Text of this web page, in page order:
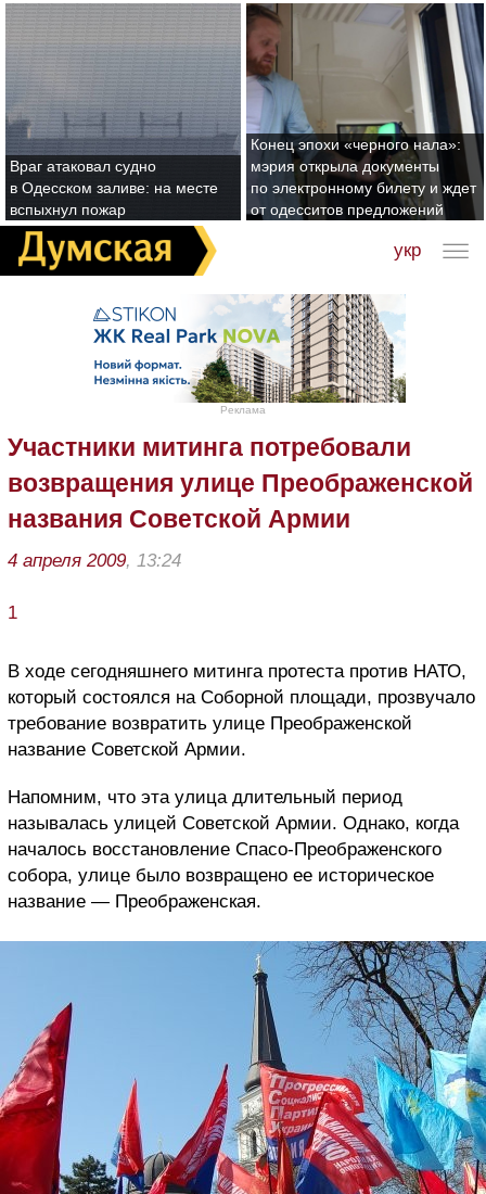
Враг атаковал судно
в Одесском заливе: на месте
вспыхнул пожар
Конец эпохи «черного нала»:
мэрия открыла документы
по электронному билету и ждет
от одесситов предложений
укр
Реклама
Участники митинга потребовали
возвращения улице Преображенской
названия Советской Армии
4 апреля 2009, 13:24
1
В ходе сегодняшнего митинга протеста против НАТО,
который состоялся на Соборной площади, прозвучало
требование возвратить улице Преображенской
название Советской Армии.
Напомним, что эта улица длительный период
называлась улицей Советской Армии. Однако, когда
началось восстановление Спасо-Преображенского
собора, улице было возвращено ее историческое
название — Преображенская.